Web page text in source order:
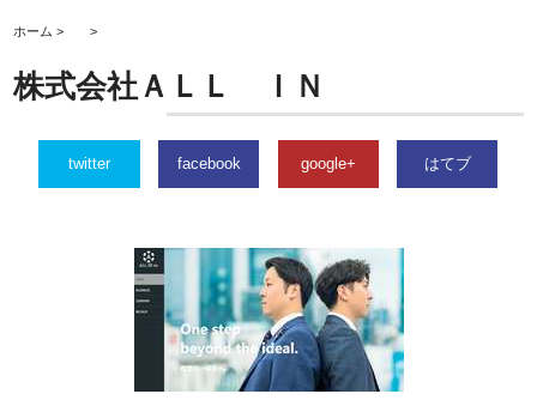
ホーム > >
株式会社ＡＬＬ ＩＮ
twitter facebook google+ はてブ